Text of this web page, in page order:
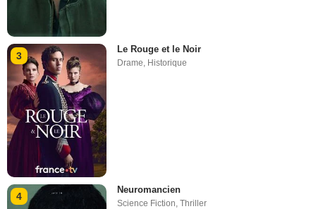
3
Le Rouge et le Noir
Drame, Historique
4
Neuromancien
Science Fiction ,Thriller